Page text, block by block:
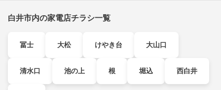
白井市内の家電店チラシ一覧
冨士 大松 けやき台 大山口
清水口 池の上 根 堀込 西白井